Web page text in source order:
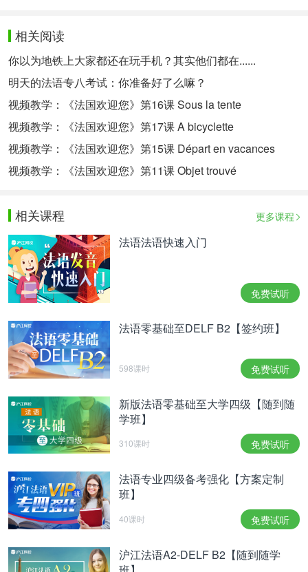
的写作思路。
(4)口语
口语考试主要分为两部分：
一是提供2篇文章，考生二选一，准备30分钟，进行
论述，类似口头写作。这主要考察大家的思辨能力，
根据议题阐述观点，并举例加以佐证，最后总结论
述。
的观点。这部分比较考验临场反应，要坚定自己的立
场，以实例佐证自己的观点。
口语考试的主题丰富，且与写作主题类似，常考的有
教育、文化、就业、政策导向、两性公平、生活方式
所以大家在备考口语部分时，可以与写作的话题同步
练习，多积累逻辑词与同义词，避免语句重复。
另外，多听口语范例，把自己的答案尽量向口语范例
靠拢。
(5)刷真题
备考，少不了刷题，一方面可以练习熟悉的题型，提
升答题速度;另一方面也可以接触新的题型，掌握解
题技巧。
那么临近考试，除了平常的练习题、模拟题，同学们
要多刷刷法语真题。
相关阅读
你以为地铁上大家都还在玩手机？其实他们都在......
明天的法语专八考试：你准备好了么嘛？
视频教学：《法国欢迎您》第16课 Sous la tente
视频教学：《法国欢迎您》第17课 A bicyclette
视频教学：《法国欢迎您》第15课 Départ en vacances
视频教学：《法国欢迎您》第11课 Objet trouvé
相关课程 更多课程
法语法语快速入门
免费试听
法语零基础至DELF B2【签约班】
598课时 免费试听
新版法语零基础至大学四级【随到随
学班】
310课时 免费试听
法语专业四级备考强化【方案定制
班】
40课时 免费试听
沪江法语A2-DELF B2【随到随学